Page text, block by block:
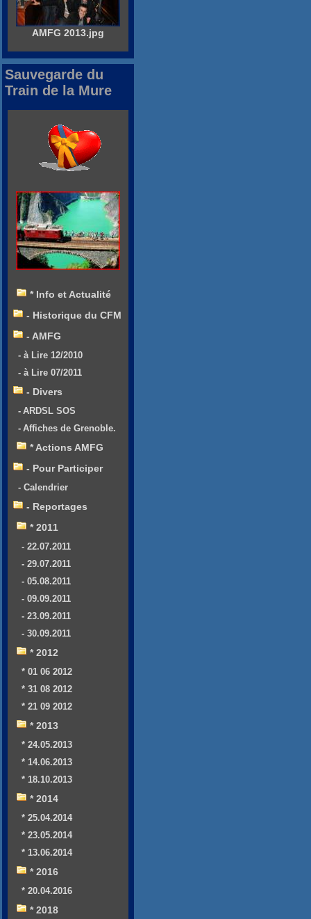
AMFG 2013.jpg
Sauvegarde du
Train de la Mure
* Info et Actualité
- Historique du CFM
- AMFG
- à Lire 12/2010
- à Lire 07/2011
- Divers
- ARDSL SOS
- Affiches de Grenoble.
* Actions AMFG
- Pour Participer
- Calendrier
- Reportages
* 2011
- 22.07.2011
- 29.07.2011
- 05.08.2011
- 09.09.2011
- 23.09.2011
- 30.09.2011
* 2012
* 01 06 2012
* 31 08 2012
* 21 09 2012
* 2013
* 24.05.2013
* 14.06.2013
* 18.10.2013
* 2014
* 25.04.2014
* 23.05.2014
* 13.06.2014
* 2016
* 20.04.2016
* 2018